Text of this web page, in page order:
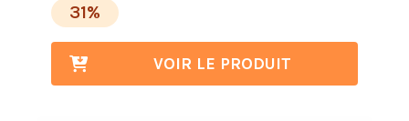
31%
VOIR LE PRODUIT